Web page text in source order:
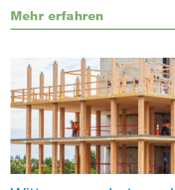
Mehr erfahren